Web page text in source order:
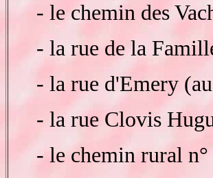
- le chemin des
- la rue de la
- la rue d'Emery
- la rue Clovis
- le chemin rural